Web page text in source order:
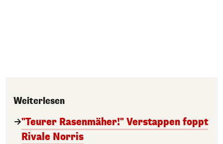
Weiterlesen
"Teurer Rasenmäher!" Verstappen foppt
Rivale Norris